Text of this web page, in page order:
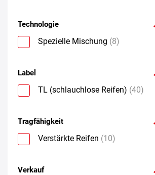
Technologie
Spezielle Mischung (8)
Label
TL (schlauchlose Reifen) (40)
Tragfähigkeit
Verstärkte Reifen (10)
Verkauf